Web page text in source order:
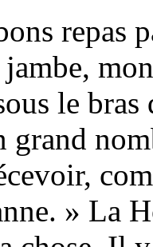
le
grand
» La